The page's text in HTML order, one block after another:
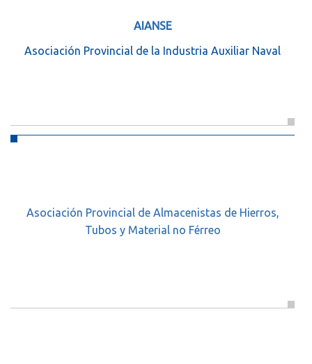
AIANSE
Asociación Provincial de la Industria Auxiliar Naval
Asociación Provincial de Almacenistas de Hierros,
Tubos y Material no Férreo